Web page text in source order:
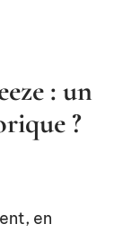
: un
?
en